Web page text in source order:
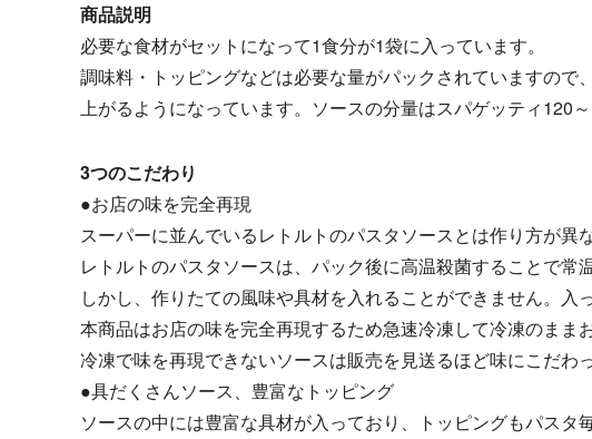
商品説明
必要な食材がセットになって1食分が1袋に入っています。
調味料・トッピングなどは必要な量がパックされていますの
上がるようになっています。ソースの分量はスパゲッティ120
3つのこだわり
●お店の味を完全再現
スーパーに並んでいるレトルトのパスタソースとは作り方が異な
レトルトのパスタソースは、パック後に高温殺菌することで常
しかし、作りたての風味や具材を入れることができません。入
本商品はお店の味を完全再現するため急速冷凍して冷凍のまま
冷凍で味を再現できないソースは販売を見送るほど味にこだわ
●具だくさんソース、豊富なトッピング
ソースの中には豊富な具材が入っており、トッピングもパスタ